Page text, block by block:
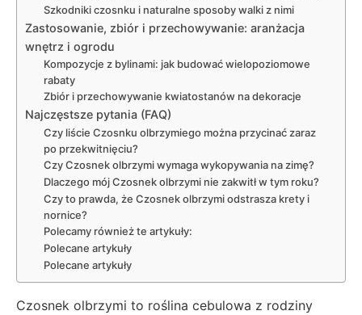
Szkodniki czosnku i naturalne sposoby walki z nimi
Zastosowanie, zbiór i przechowywanie: aranżacja
wnętrz i ogrodu
Kompozycje z bylinami: jak budować wielopoziomowe
rabaty
Zbiór i przechowywanie kwiatostanów na dekoracje
Najczęstsze pytania (FAQ)
Czy liście Czosnku olbrzymiego można przycinać zaraz
po przekwitnięciu?
Czy Czosnek olbrzymi wymaga wykopywania na zimę?
Dlaczego mój Czosnek olbrzymi nie zakwitł w tym roku?
Czy to prawda, że Czosnek olbrzymi odstrasza krety i
nornice?
Polecamy również te artykuły:
Polecane artykuły
Polecane artykuły
Czosnek olbrzymi to roślina cebulowa z rodziny